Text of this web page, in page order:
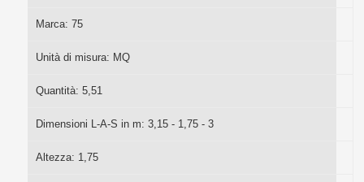
Marca: 75
Unità di misura: MQ
Quantità: 5,51
Dimensioni L-A-S in m: 3,15 - 1,75 - 3
Altezza: 1,75